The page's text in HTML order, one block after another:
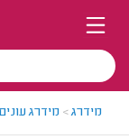
מידרג> מידרג עונים